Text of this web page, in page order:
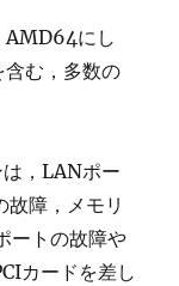
AMD64にし
む，多数の
，LANポー
故障，メモリ
ートの故障や
カードを差し